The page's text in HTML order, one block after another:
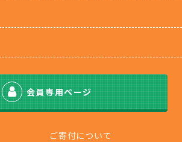
会員専用ページ
ご寄付について